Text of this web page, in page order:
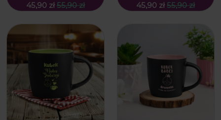
45,90 zł 55,90 zł 45,90 zł 55,90 zł